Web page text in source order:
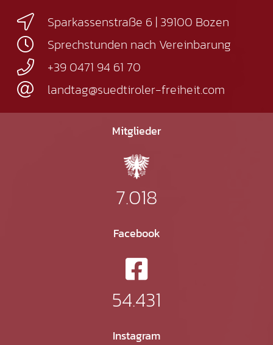
Sparkassenstraße 6 | 39100 Bozen
Sprechstunden nach Vereinbarung
+39 0471 94 61 70
landtag@suedtiroler-freiheit.com
Mitglieder
7.018
Facebook
54.431
Instagram